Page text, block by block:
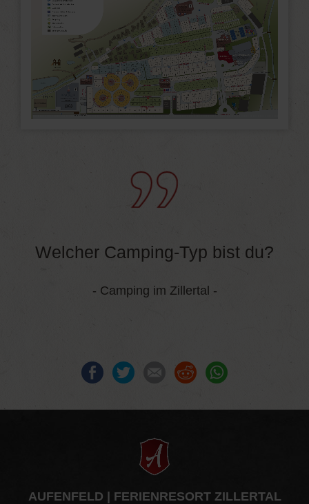
Welcher Camping-Typ bist du?
- Camping im Zillertal -
Facebook E-mail Reddit
AUFENFELD | FERIENRESORT ZILLERTAL